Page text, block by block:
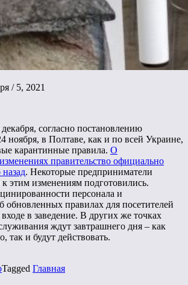
/ 5, 2021
согласно постановлению
ноября, в Полтаве, как и по всей Украине,
карантинные правила. О
правительство официально
. Некоторые предприниматели
к этим изменениям подготовились.
персонала и
обновленных правилах для посетителей
в заведение. В других же точках
ждут завтрашнего дня – как
так и будут действовать.
Tagged Главная